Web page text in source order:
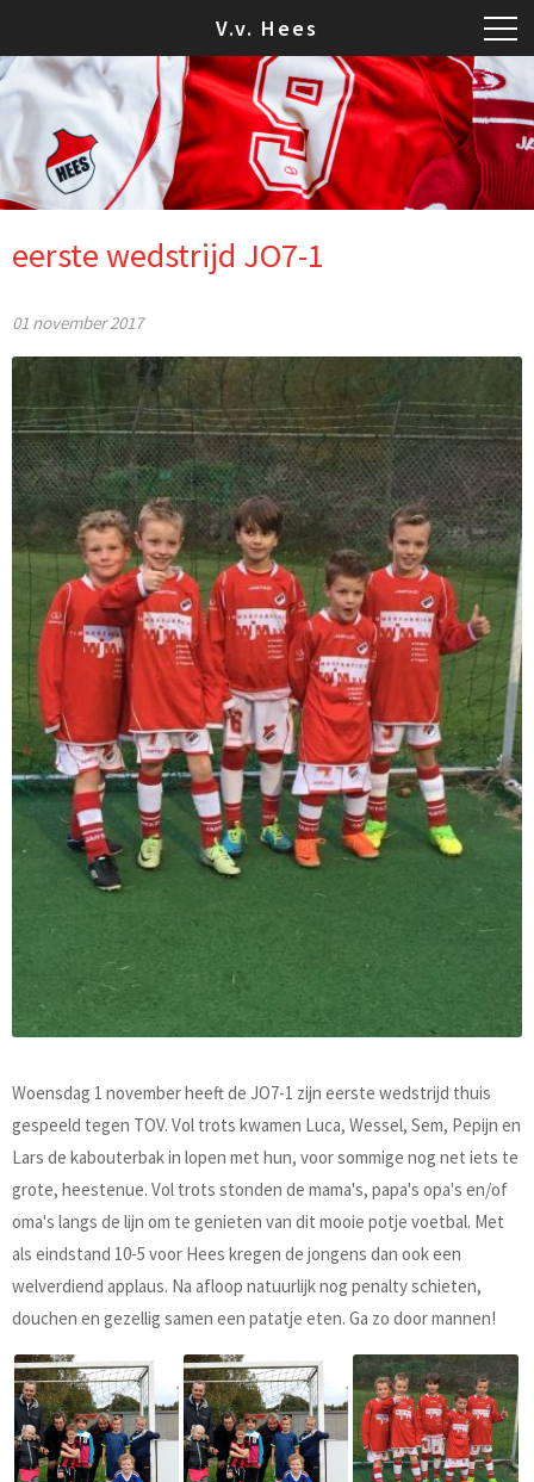
V.v. Hees
eerste wedstrijd JO7-1
01 november 2017
Woensdag 1 november heeft de JO7-1 zijn eerste wedstrijd thuis
gespeeld tegen TOV. Vol trots kwamen Luca, Wessel, Sem, Pepijn en
Lars de kabouterbak in lopen met hun, voor sommige nog net iets te
grote, heestenue. Vol trots stonden de mama's, papa's opa's en/of
oma's langs de lijn om te genieten van dit mooie potje voetbal. Met
als eindstand 10-5 voor Hees kregen de jongens dan ook een
welverdiend applaus. Na afloop natuurlijk nog penalty schieten,
douchen en gezellig samen een patatje eten. Ga zo door mannen!